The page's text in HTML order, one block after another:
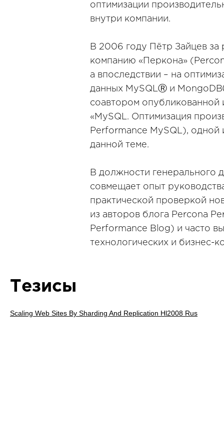
оптимизации
внутри компании.
В 2006 году Пётр Зайцев
компанию «Перкона»
а впоследствии – на
данных MySQLⓇ и
соавтором опубликованной
«MySQL. Оптимизация
Performance MySQL), одной
данной теме.
В должности генерального
совмещает опыт
практической проверкой
из авторов блога Percona
Performance Blog) и часто
технологических и бизнес-
Тезисы
Scaling Web Sites By Sharding And Replication Hl2008 Rus